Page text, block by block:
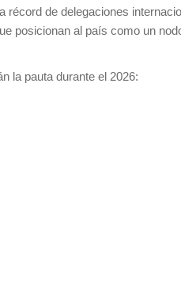
de delegaciones
posicionan al país como un
la pauta durante el 2026: